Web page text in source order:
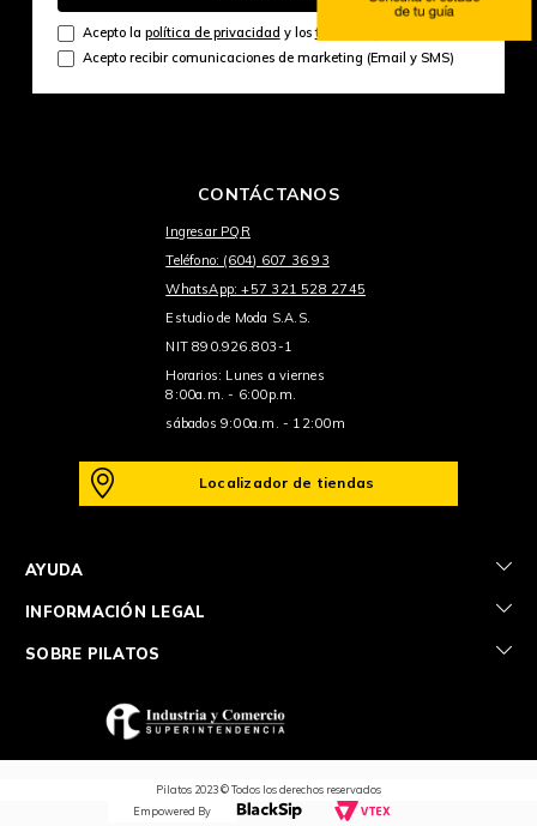
Acepto la política de privacidad y lostérminos y condiciones
Acepto recibir comunicaciones de marketing (Email y SMS)
CONTÁCTANOS
Ingresar PQR
Teléfono: (604) 607 36 93
WhatsApp: +57 321 528 2745
Estudio de Moda S.A.S.
NIT 890.926.803-1
Horarios: Lunes a viernes
8:00a.m. - 6:00p.m.
sábados 9:00a.m. - 12:00m
Localizador de tiendas
AYUDA +
INFORMACIÓN LEGAL +
SOBRE PILATOS +
Pilatos 2023 © Todos los derechos reservados
Empowered By